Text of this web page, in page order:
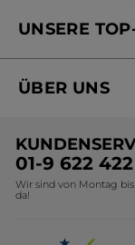
Online Preisliste
Versandhandel
UNSERE
Black Friday Yves
Geschenkideen
Kollektion Monoi
ÜBER UNS
Umweltstiftung
Affiliate
01-9 622 422
Wir sind von Montag
da!